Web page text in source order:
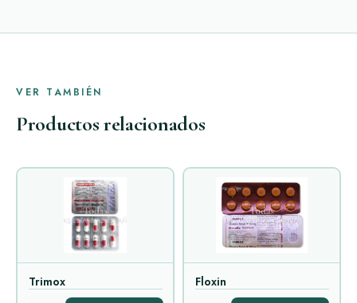
VER TAMBIÉN
Productos relacionados
Trimox Floxin